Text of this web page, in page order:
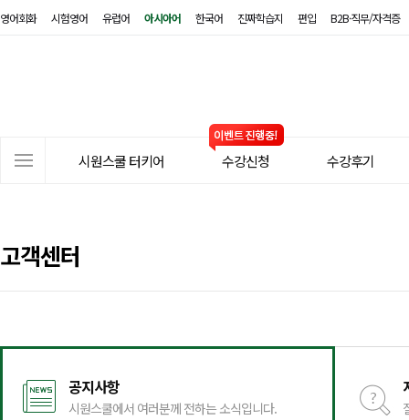
영어회화 시험영어 유럽어 아시아어 한국어 진짜학습지 편입 B2B·직무/자격증
시원스쿨 터키어 수강신청 수강후기
고객센터
공지사항
시원스쿨에서 여러분께 전하는 소식입니다.